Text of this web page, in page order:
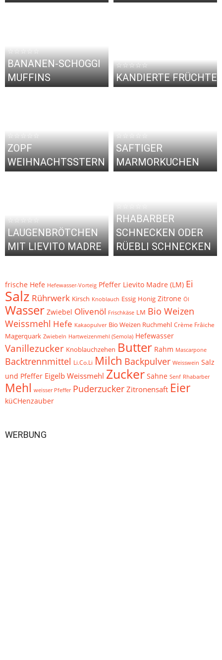
☆☆☆☆☆
BANANEN-SCHOGGI
MUFFINS
☆☆☆☆☆
KANDIERTE FRÜCHTE
☆☆☆☆☆
ZOPF
WEIHNACHTSSTERN
☆☆☆☆☆
SAFTIGER
MARMORKUCHEN
☆☆☆☆☆
LAUGENBRÖTCHEN
MIT LIEVITO MADRE
RHABARBER
SCHNECKEN ODER
RÜEBLI SCHNECKEN
frische Hefe Hefewasser-Vorteig Pfeffer Lievito Madre (LM) Ei
Salz Rührwerk Kirsch Knoblauch Essig Honig Zitrone Öl
Wasser Zwiebel Olivenöl Frischkäse LM Bio Weizen
Weissmehl Hefe Kakaopulver Bio Weizen Ruchmehl Crème Frâiche
Magerquark Zwiebeln Hartweizenmehl (Semola) Hefewasser
Vanillezucker Knoblauchzehen Butter Rahm Mascarpone
Backtrennmittel Li.Co.Li Milch Backpulver Weisswein Salz
und Pfeffer EigelbWeissmehl Zucker Sahne Senf Rhabarber
Mehl weisser Pfeffer Puderzucker Zitronensaft Eier
küCHenzauber
WERBUNG